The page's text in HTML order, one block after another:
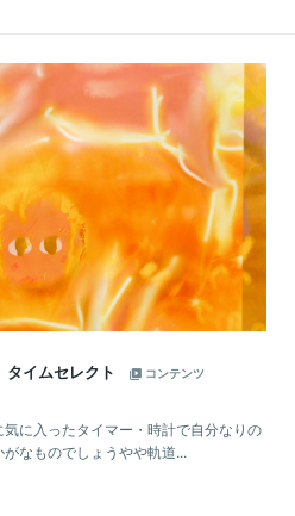
イムセレクト
コンテンツ
に入ったタイマー・時計で自分なりの
なものでしょうやや軌道...